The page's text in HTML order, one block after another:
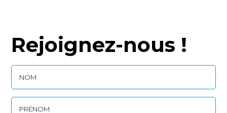
Rejoignez-nous !